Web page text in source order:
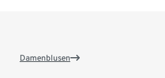
Damenblusen